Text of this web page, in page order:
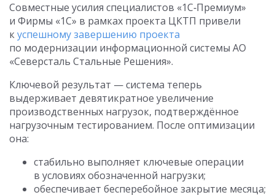
Совместные усилия специалистов «1С‑Премиум»
и Фирмы «1С» в рамках проекта ЦКТП привели
куспешному завершению проекта
по модернизации информационной системы АО
«Северсталь Стальные Решения».
Ключевой результат — система теперь
выдерживает девятикратное увеличение
производственных нагрузок, подтверждённое
нагрузочным тестированием. После оптимизации
она:
стабильно выполняет ключевые операции
в условиях обозначенной нагрузки;
обеспечивает бесперебойное закрытие месяца;